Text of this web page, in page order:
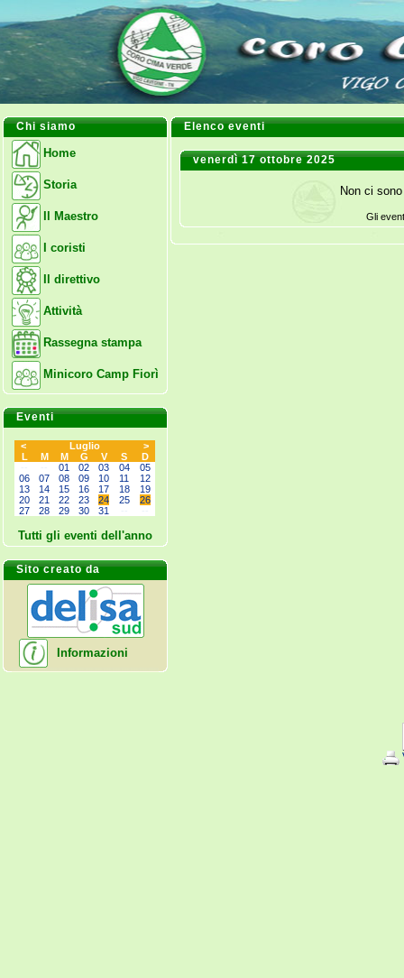
Chi siamo
Home
Storia
Il Maestro
I coristi
Il direttivo
Attività
Rassegna stampa
Minicoro Camp Fiorì
Eventi
< Luglio
>
L
M M G V S
D
01 02 03 04
05
06
07 08 09 10 11
12
13
14 15 16 17 18
19
20
21 22 23 24 25
26
27
28 29 30 31
Tutti gli eventi dell'anno
Sito creato da
Informazioni
Elenco eventi
venerdì 17 ottobre 2025
Non ci
Gli